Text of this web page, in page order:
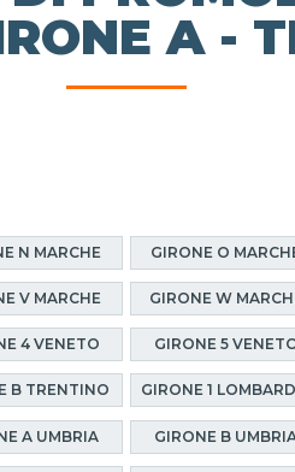
A -
N MARCHE GIRONE O
V MARCHE GIRONE W
4 VENETO GIRONE 5
B TRENTINO GIRONE 1
A UMBRIA GIRONE B